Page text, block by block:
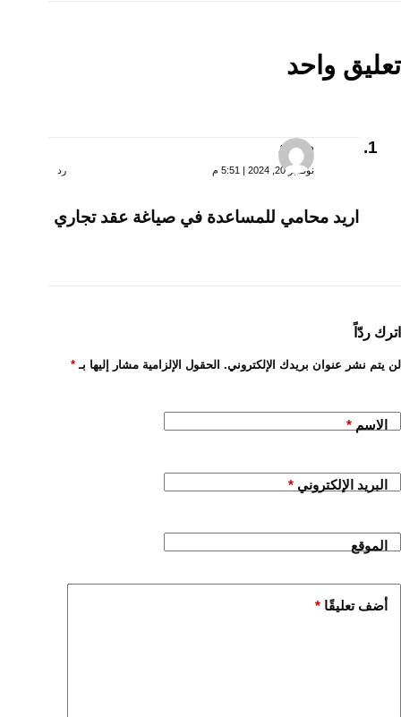
تعليق واحد
محمد
نوفمبر 20, 2024 | 5:51 م رد
اريد محامي للمساعدة في صياغة عقد تجاري
اترك ردّاً
لن يتم نشر عنوان بريدك الإلكتروني. الحقول الإلزامية مشار إليها بـ *
الاسم *
البريد الإلكتروني *
الموقع
أضف تعليقًا *